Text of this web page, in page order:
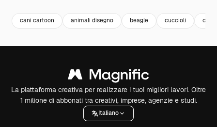
cani cartoon animali disegno beagle cuccioli cane
La piattaforma creativa per realizzare i tuoi migliori lavori. Oltre
1 milione di abbonati tra creativi, imprese, agenzie e studi.
Italiano